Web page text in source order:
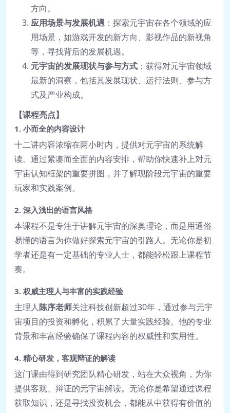
方向。
应用场景与发展机遇 ：探索元宇宙在各个领域的应
用场景，如游戏开发的新方向、影视作品的新视角
等，寻找背后的发展机遇。
元宇宙的发展现状与参与方式 ：获得对元宇宙领域
最新的洞察，包括其发展现状、运行法则、参与方
式及产业构成。
【课程亮点】
1. 小而全的内容设计
十二讲内容浓缩在两小时内，提供对元宇宙的系统解
读。通过紧凑而全面的内容安排，帮助你快速补上对元
宇宙认知框架的重要拼图，并了解现阶段元宇宙的重要
玩家和实践案例。
2. 深入浅出的语言风格
本课程不是专注于讲解元宇宙的深奥理论，而是用通俗
易懂的语言为你做好探索元宇宙的引路人。无论你是初
学者还是有一定基础的专业人士，都能轻松跟上课程节
奏。
3. 权威主理人与丰富的实践经验
主理人陈序老师关注科技创新超过30年，通过参与元宇
宙项目的投资和孵化，积累了大量实践经验。他的专业
背景和丰富经验确保了课程内容的权威性和实用性。
4. 精心研发，客观辩证的解读
这门课由得到研究团队精心研发，站在大众视角，为你
提供客观、辩证的元宇宙解读。无论你是希望通过课程
获取知识，还是寻找投资机会，都能从中获得有价值的